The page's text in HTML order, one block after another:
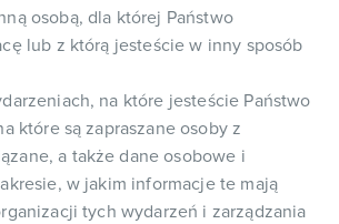
osobą, dla której Państwo
lub z którą jesteście w inny sposób
na które jesteście Państwo
które są zapraszane osoby z
a także dane osobowe i
w jakim informacje te mają
tych wydarzeń i zarządzania